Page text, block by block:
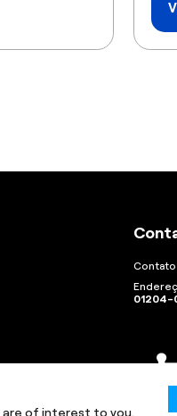
of interest to you.
Contato
01204-